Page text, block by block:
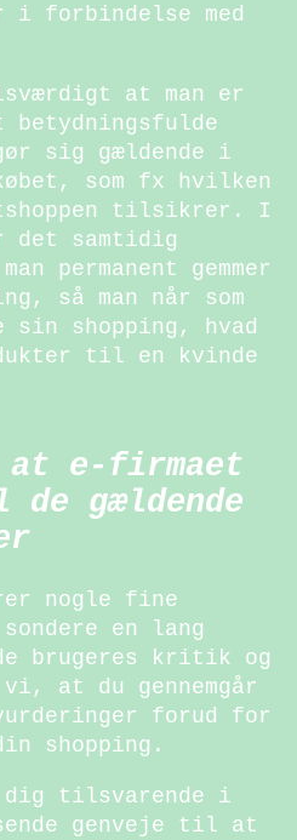
i forbindelse med
at man er
betydningsfulde
sig gældende i
som fx hvilken
tilsikrer. I
det samtidig
permanent gemmer
så man når som
sin shopping, hvad
til en kvinde
at e-firmaet
gældende
nogle fine
en lang
brugeres kritik og
at du gennemgår
forud for
shopping.
dig tilsvarende i
genveje til at